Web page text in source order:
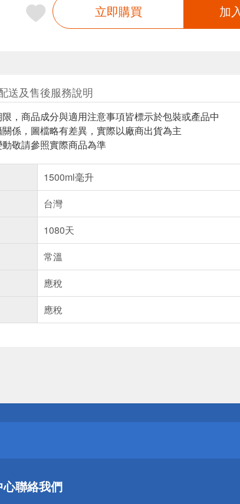
立即購買 加
送及售後服務說明
，商品成分與適用注意事項皆標示於包裝或產品中
係，圖檔略有差異，實際以廠商出貨為主
敬請參照實際商品為準
1500ml毫升
台灣
1080天
常溫
應稅
應稅
！
！
心聯絡我們